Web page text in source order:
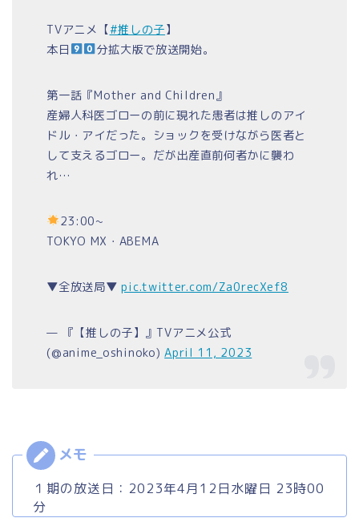
TVアニメ【#推しの子】
本日
分拡大版で放送開始。
第一話『Mother and Children』
産婦人科医ゴローの前に現れた患者は推しのアイ
ドル・アイだった。ショックを受けながら医者と
して支えるゴロー。だが出産直前何者かに襲わ
れ…
23:00~
TOKYO MX・ABEMA
▼全放送局▼pic.twitter.com/Za0recXef8
— 『【推しの子】』TVアニメ公式
(@anime_oshinoko)April 11, 2023
１期の放送日：2023年4月12日水曜日 23時00
分